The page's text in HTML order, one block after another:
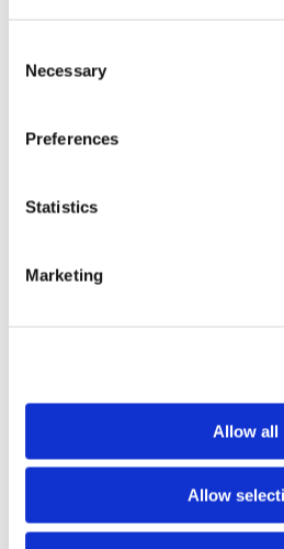
Selection
Necessary
Preferences
Statistics
Marketing
Allow all
Allow
Kläder
Kaffepåsar
Utgård
Sjukvårdsmateriel